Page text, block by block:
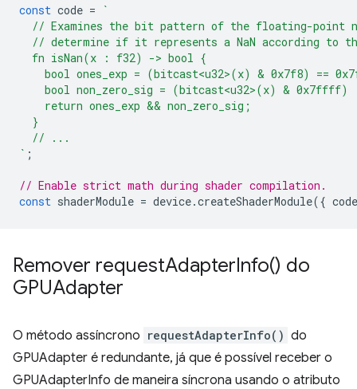
const code =
`
// Examines the bit pattern of the floating-point
// determine if it represents a NaN according to
  fn isNan(x : f32) -> bool {
bool ones_exp = (bitcast<u32>(x) & 0x7f8) ==
bool non_zero_sig = (bitcast<u32>(x) & 0x7ffff)
    return ones_exp && non_zero_sig;
  }
  // ...
` ;
// Enable strict math during shader compilation.
const shaderModule = device.createShaderModule({ code
Remover requestAdapterInfo() do
GPUAdapter
O método assíncrono requestAdapterInfo() do
GPUAdapter é redundante, já que é possível receber o
GPUAdapterInfo de maneira síncrona usando o atributo